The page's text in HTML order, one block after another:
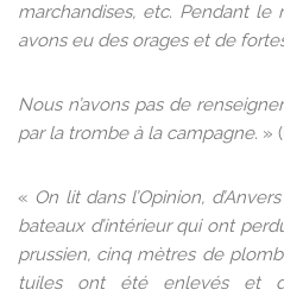
marchandises, etc. Pendant le
avons eu des orages et de
Nous n’avons pas de
par la trombe à la campagne. »
« On lit dans l’Opinion,
bateaux d’intérieur qui ont
prussien, cinq mètres de
tuiles ont été enlevés et